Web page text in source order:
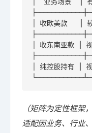
│  业务场景  │
│ 收欧美款   │
│ 收东南亚款 │
│ 纯控股持有 │
（矩阵为定性框架
适配因业务、行业